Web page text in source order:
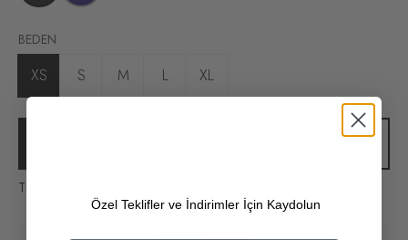
BEDEN
XS S M L XL
Tüm siparişlerinizde kargo ücretsiz!
Özel Teklifler ve İndirimler İçin Kaydolun